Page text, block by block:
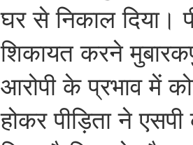
घर से निकाल दिया।
शिकायत करने
आरोपी के प्रभाव में
होकर पीड़िता ने एसपी